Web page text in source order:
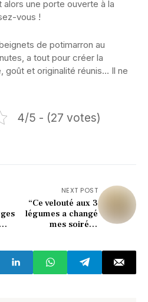
une porte ouverte à la
vous !
de potimarron au
a tout pour créer la
goût et originalité réunis… Il ne
4/5 - (27 votes)
NEXT POST
“Ce velouté aux 3
légumes a changé
mes soirées